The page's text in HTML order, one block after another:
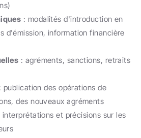
: modalités d'introduction en
d'émission, information financière
: agréments, sanctions, retraits
: publication des opérations de
des nouveaux agréments
interprétations et précisions sur les